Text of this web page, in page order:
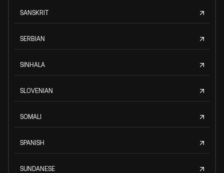
SANSKRIT
SERBIAN
SINHALA
SLOVENIAN
SOMALI
SPANISH
SUNDANESE